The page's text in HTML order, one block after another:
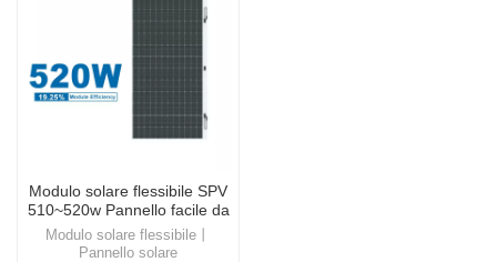
Modulo solare flessibile SPV
510~520w Pannello facile da
installare
Modulo solare flessibile丨
Pannello solare